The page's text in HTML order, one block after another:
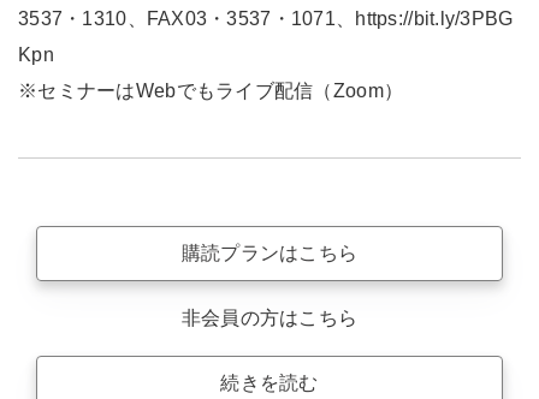
3537・1310、FAX03・3537・1071、https://bit.ly/3PBG
Kpn
※セミナーはWebでもライブ配信（Zoom）
購読プランはこちら
非会員の方はこちら
続きを読む